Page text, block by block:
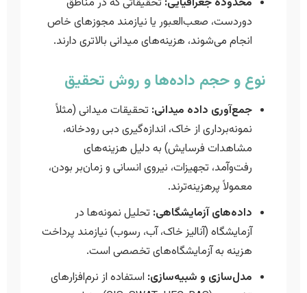
دوردست، صعب‌العبور یا نیازمند مجوزهای خاص
انجام می‌شوند، هزینه‌های میدانی بالاتری دارند.
نوع و حجم داده‌ها و روش تحقیق
جمع‌آوری داده میدانی: تحقیقات میدانی (مثلاً
نمونه‌برداری از خاک، اندازه‌گیری دبی رودخانه،
مشاهدات فرسایش) به دلیل هزینه‌های
رفت‌وآمد، تجهیزات، نیروی انسانی و زمان‌بر بودن،
معمولاً پرهزینه‌ترند.
داده‌های آزمایشگاهی: تحلیل نمونه‌ها در
آزمایشگاه (آنالیز خاک، آب، رسوب) نیازمند پرداخت
هزینه به آزمایشگاه‌های تخصصی است.
مدل‌سازی و شبیه‌سازی: استفاده از نرم‌افزارهای